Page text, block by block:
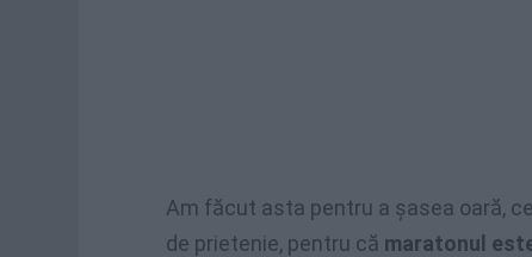
Am făcut asta pentru a șasea oară,
de prietenie, pentru că maratonul